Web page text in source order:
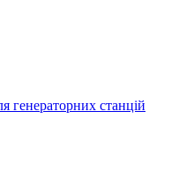
генераторних станцій